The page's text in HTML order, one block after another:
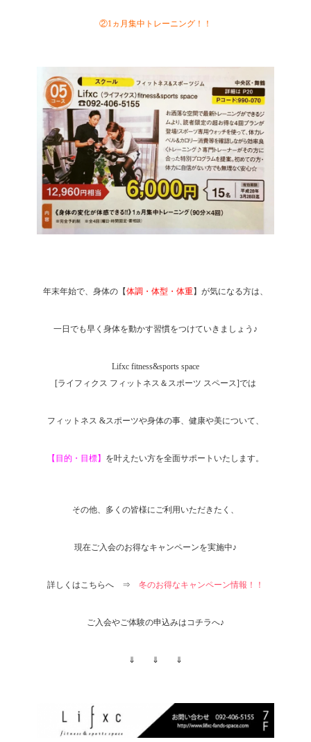
②1ヵ月集中トレーニング！！
年末年始で、身体の【体調・体型・体重】が気になる方は、
一日でも早く身体を動かす習慣をつけていきましょう♪
Lifxc fitness&sports space
[ライフィクス フィットネス＆スポーツ スペース]では
フィットネス &スポーツや身体の事、健康や美について、
【目的・目標】 を叶えたい方を全面サポートいたします。
その他、多くの皆様にご利用いただきたく、
現在ご入会のお得なキャンペーンを実施中♪
詳しくはこちらへ ⇒ 冬のお得なキャンペーン情報！！
ご入会やご体験の申込みはコチラへ♪
⇓ ⇓ ⇓